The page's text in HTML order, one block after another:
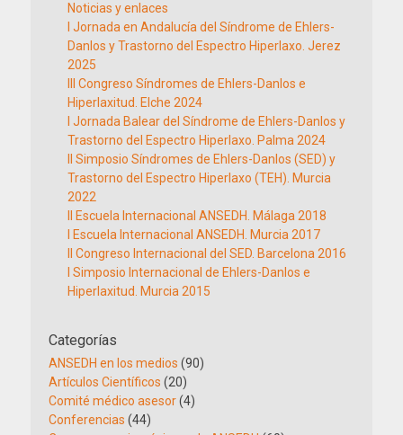
Noticias y enlaces
I Jornada en Andalucía del Síndrome de Ehlers-
Danlos y Trastorno del Espectro Hiperlaxo. Jerez
2025
III Congreso Síndromes de Ehlers-Danlos e
Hiperlaxitud. Elche 2024
I Jornada Balear del Síndrome de Ehlers-Danlos y
Trastorno del Espectro Hiperlaxo. Palma 2024
II Simposio Síndromes de Ehlers-Danlos (SED) y
Trastorno del Espectro Hiperlaxo (TEH). Murcia
2022
II Escuela Internacional ANSEDH. Málaga 2018
I Escuela Internacional ANSEDH. Murcia 2017
II Congreso Internacional del SED. Barcelona 2016
I Simposio Internacional de Ehlers-Danlos e
Hiperlaxitud. Murcia 2015
Categorías
ANSEDH en los medios (90)
Artículos Científicos (20)
Comité médico asesor(4)
Conferencias (44)